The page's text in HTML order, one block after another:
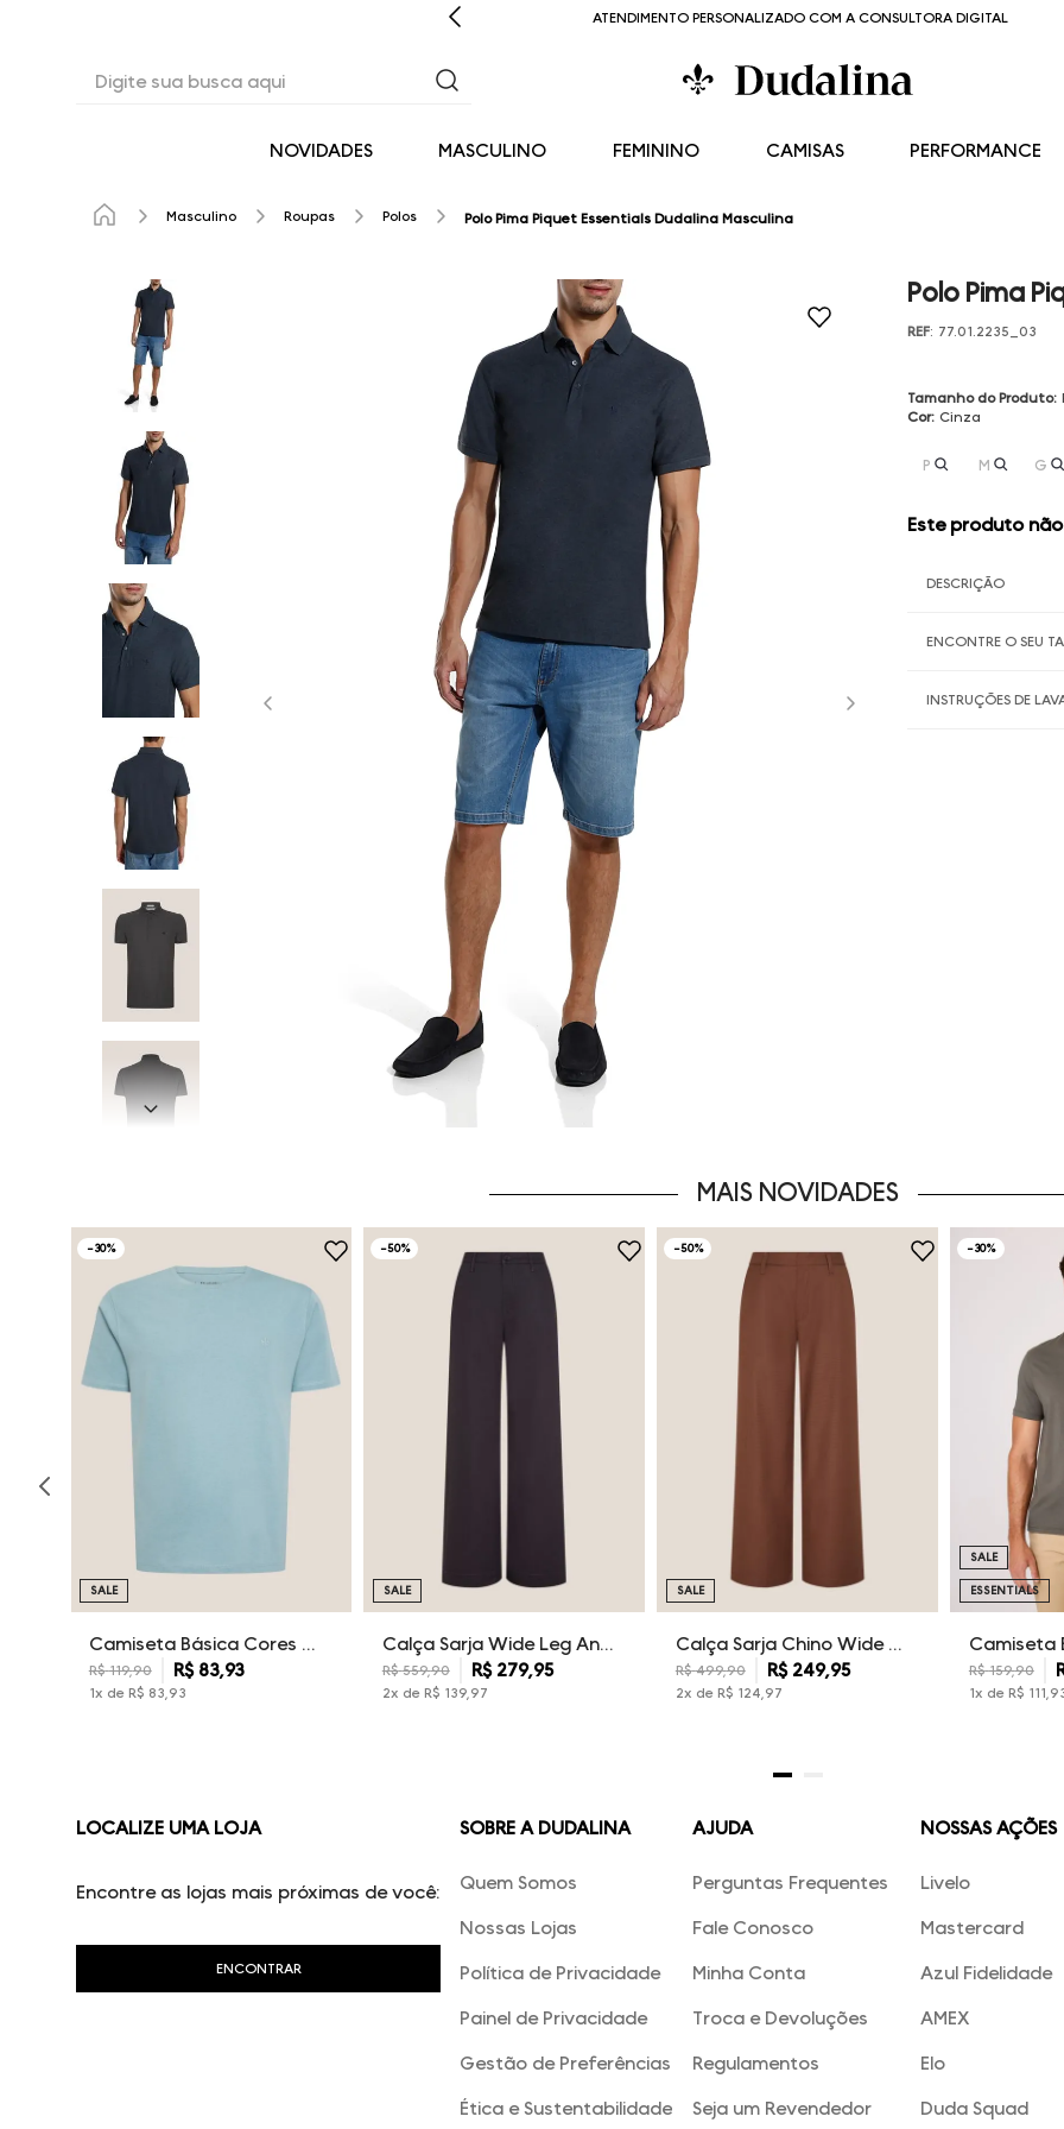
ATENDIMENTO PERSONALIZADO COM A CONSULTORA DIGITAL
NOVIDADES MASCULINO FEMININO CAMISAS PERFORMANCE
Masculino Roupas Polos Polo Pima Piquet Essentials Dudalina Masculina
Polo Pima
REF: 77.01.2235_03
Tamanho do Produto:
Cor: Cinza
P M G
Este produto
DESCRIÇÃO
ENCONTRE O SEU
INSTRUÇÕES DE
MAIS NOVIDADES
-30%
Camiseta Básica Cores Dudalina Masculina
R$ 119,90 R$ 83,93
1x de R$ 83 93
SALE
-50%
Calça Sarja Wide Leg Ana Dudalina Feminina
R$ 559,90 R$ 279,95
2x de R$ 139, 97
SALE
-50%
Calça Sarja Chino Wide Leg Maquinetada Dudalina Feminina
R$ 499,90 R$ 249,95
2x de R$ 124 97
SALE
-30%
R$ 159,90
1x de R$ 111
SALE
ESSENTIALS
LOCALIZE UMA LOJA
Encontre as lojas mais próximas de você:
SOBRE A DUDALINA
Quem Somos
Nossas Lojas
Política de Privacidade
Painel de Privacidade
Gestão de Preferências
Ética e Sustentabilidade
AJUDA
Perguntas Frequentes
Fale Conosco
Minha Conta
Troca e Devoluções
Regulamentos
Seja um Revendedor
NOSSAS AÇÕES
Livelo
Mastercard
Azul Fidelidade
AMEX
Elo
Duda Squad